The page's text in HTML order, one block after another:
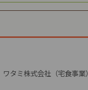
ワタミ株式会社（宅食事業）